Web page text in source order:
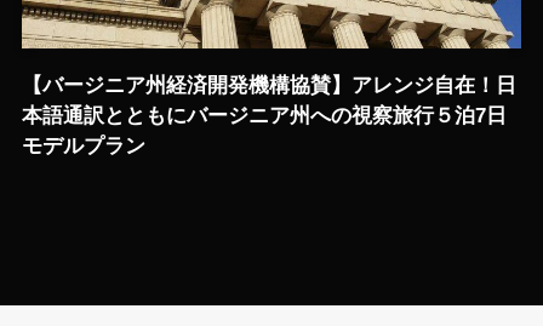
【バージニア州経済開発機構協賛】アレンジ自在！日
本語通訳とともにバージニア州への視察旅行５泊7日
モデルプラン